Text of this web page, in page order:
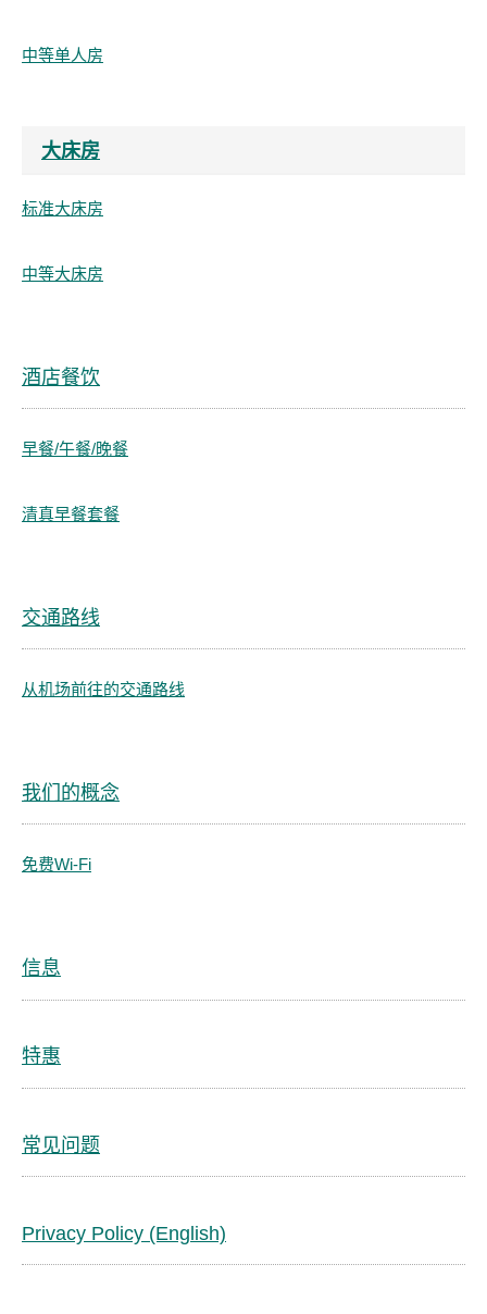
中等单人房
大床房
标准大床房
中等大床房
酒店餐饮
早餐/午餐/晚餐
清真早餐套餐
交通路线
从机场前往的交通路线
我们的概念
免费Wi-Fi
信息
特惠
常见问题
Privacy Policy (English)